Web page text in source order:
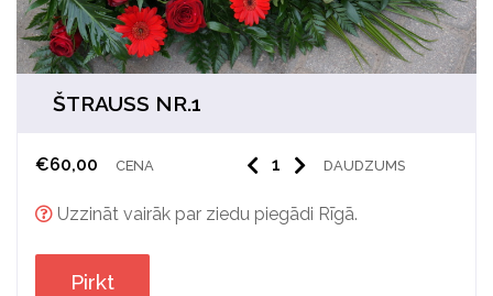
ŠTRAUSS NR.1
€60,00 CENA DAUDZUMS
Uzzināt vairāk par ziedu piegādi Rīgā.
Pirkt